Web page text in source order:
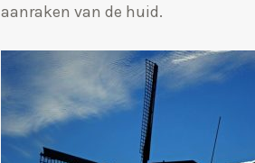
aanraken van de huid.